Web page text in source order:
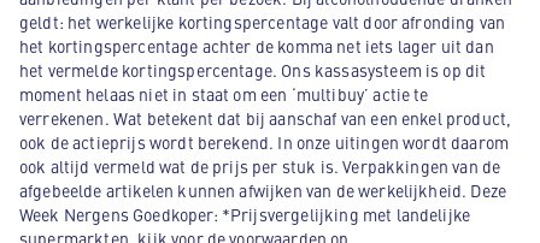
geldt: het werkelijke kortingspercentage valt door afronding van
het kortingspercentage achter de komma net iets lager uit dan
het vermelde kortingspercentage. Ons kassasysteem is op dit
moment helaas niet in staat om een ‘multibuy’ actie te
verrekenen. Wat betekent dat bij aanschaf van een enkel product,
ook de actieprijs wordt berekend. In onze uitingen wordt daarom
ook altijd vermeld wat de prijs per stuk is. Verpakkingen van de
afgebeelde artikelen kunnen afwijken van de werkelijkheid. Deze
Week Nergens Goedkoper: *Prijsvergelijking met landelijke
supermarkten, kijk voor de voorwaarden op